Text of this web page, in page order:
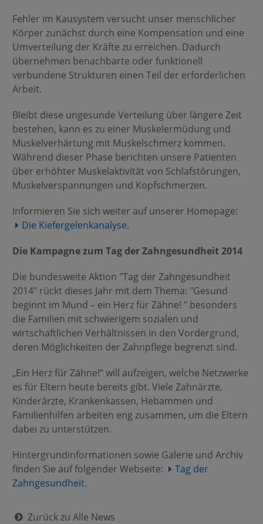
Fehler im Kausystem versucht unser menschlicher
Körper zunächst durch eine Kompensation und eine
Umverteilung der Kräfte zu erreichen. Dadurch
übernehmen benachbarte oder funktionell
verbundene Strukturen einen Teil der erforderlichen
Arbeit.
Bleibt diese ungesunde Verteilung über längere Zeit
bestehen, kann es zu einer Muskelermüdung und
Muskelverhärtung mit Muskelschmerz kommen.
Während dieser Phase berichten unsere Patienten
über erhöhter Muskelaktivität von Schlafstörungen,
Muskelverspannungen und Kopfschmerzen.
Informieren Sie sich weiter auf unserer Homepage:
Die Kiefergelenkanalyse.
Die Kampagne zum Tag der Zahngesundheit 2014
Die bundesweite Aktion "Tag der Zahngesundheit
2014" rückt dieses Jahr mit dem Thema: "Gesund
beginnt im Mund – ein Herz für Zähne! " besonders
die Familien mit schwierigem sozialen und
wirtschaftlichen Verhältnissen in den Vordergrund,
deren Möglichkeiten der Zahnpflege begrenzt sind.
„Ein Herz für Zähne!“ will aufzeigen, welche Netzwerke
es für Eltern heute bereits gibt. Viele Zahnärzte,
Kinderärzte, Krankenkassen, Hebammen und
Familienhilfen arbeiten eng zusammen, um die Eltern
dabei zu unterstützen.
Hintergrundinformationen sowie Galerie und Archiv
finden Sie auf folgender Webseite:
Tag der
Zahngesundheit.
Zurück zu Alle News